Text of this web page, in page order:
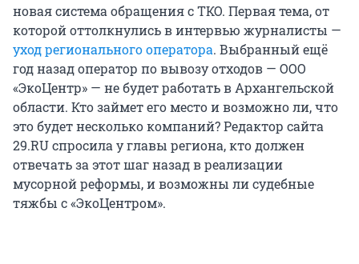
новая система обращения с ТКО. Первая тема, от
которой оттолкнулись в интервью журналисты —
уход регионального оператора. Выбранный ещё
год назад оператор по вывозу отходов — ООО
«ЭкоЦентр» — не будет работать в Архангельской
области. Кто займет его место и возможно ли, что
это будет несколько компаний? Редактор сайта
29.RU спросила у главы региона, кто должен
отвечать за этот шаг назад в реализации
мусорной реформы, и возможны ли судебные
тяжбы с «ЭкоЦентром».